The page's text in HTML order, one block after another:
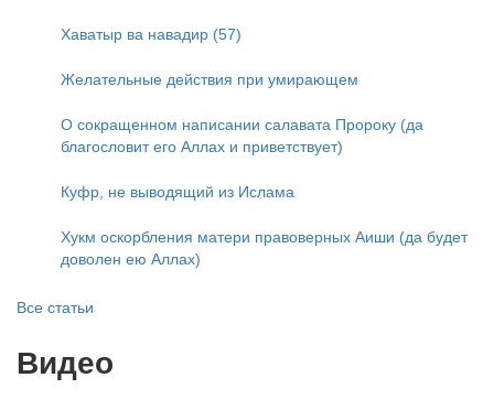
Хаватыр ва навадир (57)
Желательные действия при умирающем
О сокращенном написании салавата Пророку (да
благословит его Аллах и приветствует)
Куфр, не выводящий из Ислама
Хукм оскорбления матери правоверных Аиши (да будет
доволен ею Аллах)
Все статьи
Видео